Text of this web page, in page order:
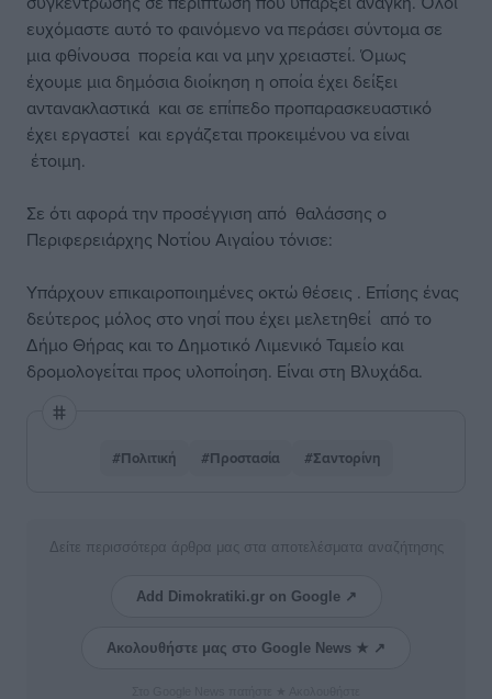
ευχόμαστε αυτό το φαινόμενο να περάσει σύντομα σε
μια φθίνουσα πορεία και να μην χρειαστεί. Όμως
έχουμε μια δημόσια διοίκηση η οποία έχει δείξει
αντανακλαστικά και σε επίπεδο προπαρασκευαστικό
έχει εργαστεί και εργάζεται προκειμένου να είναι
έτοιμη.
Σε ότι αφορά την προσέγγιση από θαλάσσης ο
Περιφερειάρχης Νοτίου Αιγαίου τόνισε:
Υπάρχουν επικαιροποιημένες οκτώ θέσεις . Επίσης ένας
δεύτερος μόλος στο νησί που έχει μελετηθεί από το
Δήμο Θήρας και το Δημοτικό Λιμενικό Ταμείο και
δρομολογείται προς υλοποίηση. Είναι στη Βλυχάδα.
#Πολιτική #Προστασία #Σαντορίνη
Δείτε περισσότερα άρθρα μας στα αποτελέσματα αναζήτησης
Add Dimokratiki.gr on Google ↗
Ακολουθήστε μας στο Google News ★ ↗